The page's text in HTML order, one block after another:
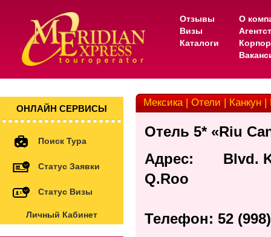
Отзывы
Визы
Каталоги
О
ОНЛАЙН СЕРВИСЫ
Поиск Тура
Статус Заявки
Статус Визы
Личный Кабинет
Мексика | Отели | Канкун |
Отель 5* «Riu
Адрес: Blvd.
Q.Roo
Телефон: 52